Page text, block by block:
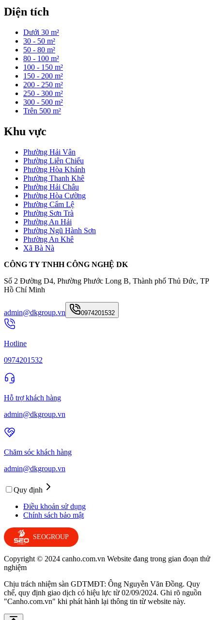
Diện tích
Dưới 30 m²
30 - 50 m²
50 - 80 m²
80 - 100 m²
100 - 150 m²
150 - 200 m²
200 - 250 m²
250 - 300 m²
300 - 500 m²
Trên 500 m²
Khu vực
Phường Hải Vân
Phường Liên Chiểu
Phường Hòa Khánh
Phường Thanh Khê
Phường Hải Châu
Phường Hòa Cường
Phường Cẩm Lệ
Phường Sơn Trà
Phường An Hải
Phường Ngũ Hành Sơn
Phường An Khê
Xã Bà Nà
CÔNG TY TNHH CÔNG NGHỆ DK
Số 2 Đường D4, Phường Phước Long B, Thành phố Thủ Đức, TP
Hồ Chí Minh
admin@dkgroup.vn 0974201532
Hotline
0974201532
Hỗ trợ khách hàng
admin@dkgroup.vn
Chăm sóc khách hàng
admin@dkgroup.vn
Quy định
Điều khoản sử dụng
Chính sách bảo mật
SEOGROUP
Copyright © 2024 canho.com.vn Website đang trong gian đoạn thử
nghiệm
Chịu trách nhiệm sàn GDTMĐT: Ông Nguyễn Văn Đồng. Quy
chế, quy định giao dịch có hiệu lực từ 02/09/2024. Ghi rõ nguồn
"Canho.com.vn" khi phát hành lại thông tin từ website này.